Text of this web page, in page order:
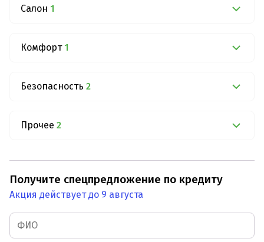
Салон 1
Комфорт 1
Безопасность 2
Прочее 2
Получите спецпредложение по кредиту
Акция действует до 9 августа